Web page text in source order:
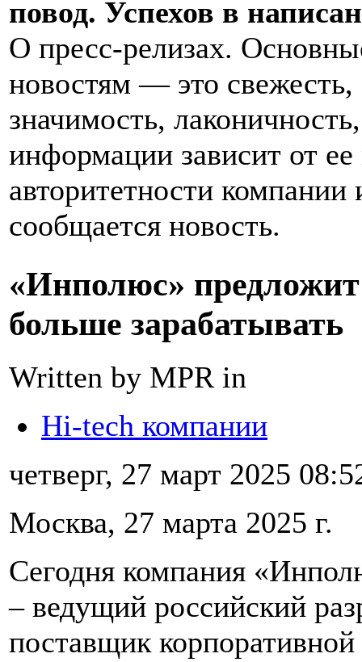
повод. Успехов в
О пресс-релизах.
новостям — это свежесть,
значимость,
информации зависит от
авторитетности
сообщается новость.
«Инполюс»
больше зарабатывать
Written by MPR in
Hi-tech компании
четверг, 27 март 2025
Москва, 27 марта 2025 г.
Сегодня компания
– ведущий российский
поставщик